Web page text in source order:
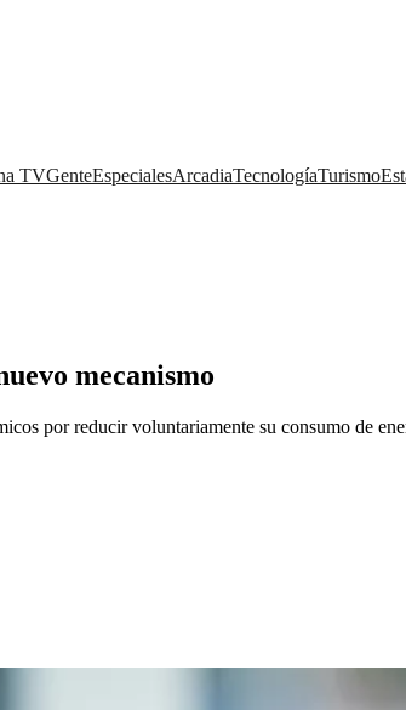
TVGenteEspecialesArcadiaTecnologíaTurismo
mecanismo
por reducir voluntariamente su consumo de